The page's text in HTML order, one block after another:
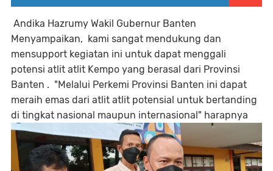
Andika Hazrumy Wakil Gubernur Banten
Menyampaikan, kami sangat mendukung dan
mensupport kegiatan ini untuk dapat menggali
potensi atlit atlit Kempo yang berasal dari Provinsi
Banten . "Melalui Perkemi Provinsi Banten ini dapat
meraih emas dari atlit atlit potensial untuk bertanding
di tingkat nasional maupun internasional" harapnya